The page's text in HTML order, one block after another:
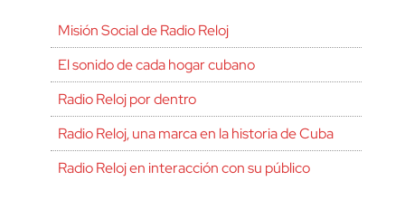
Misión Social de Radio Reloj
El sonido de cada hogar cubano
Radio Reloj por dentro
Radio Reloj, una marca en la historia de Cuba
Radio Reloj en interacción con su público